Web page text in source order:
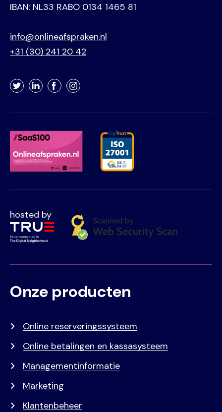
IBAN: NL33 RABO 0134 1465 81
info@onlineafspraken.nl
+31 (30) 241 20 42
TwitterLinkedInFacebookInstagram
hosted by
Voet
Primair
Onze producten
Online reserveringssysteem
Online betalingen en kassasysteem
Managementinformatie
Marketing
Klantenbeheer